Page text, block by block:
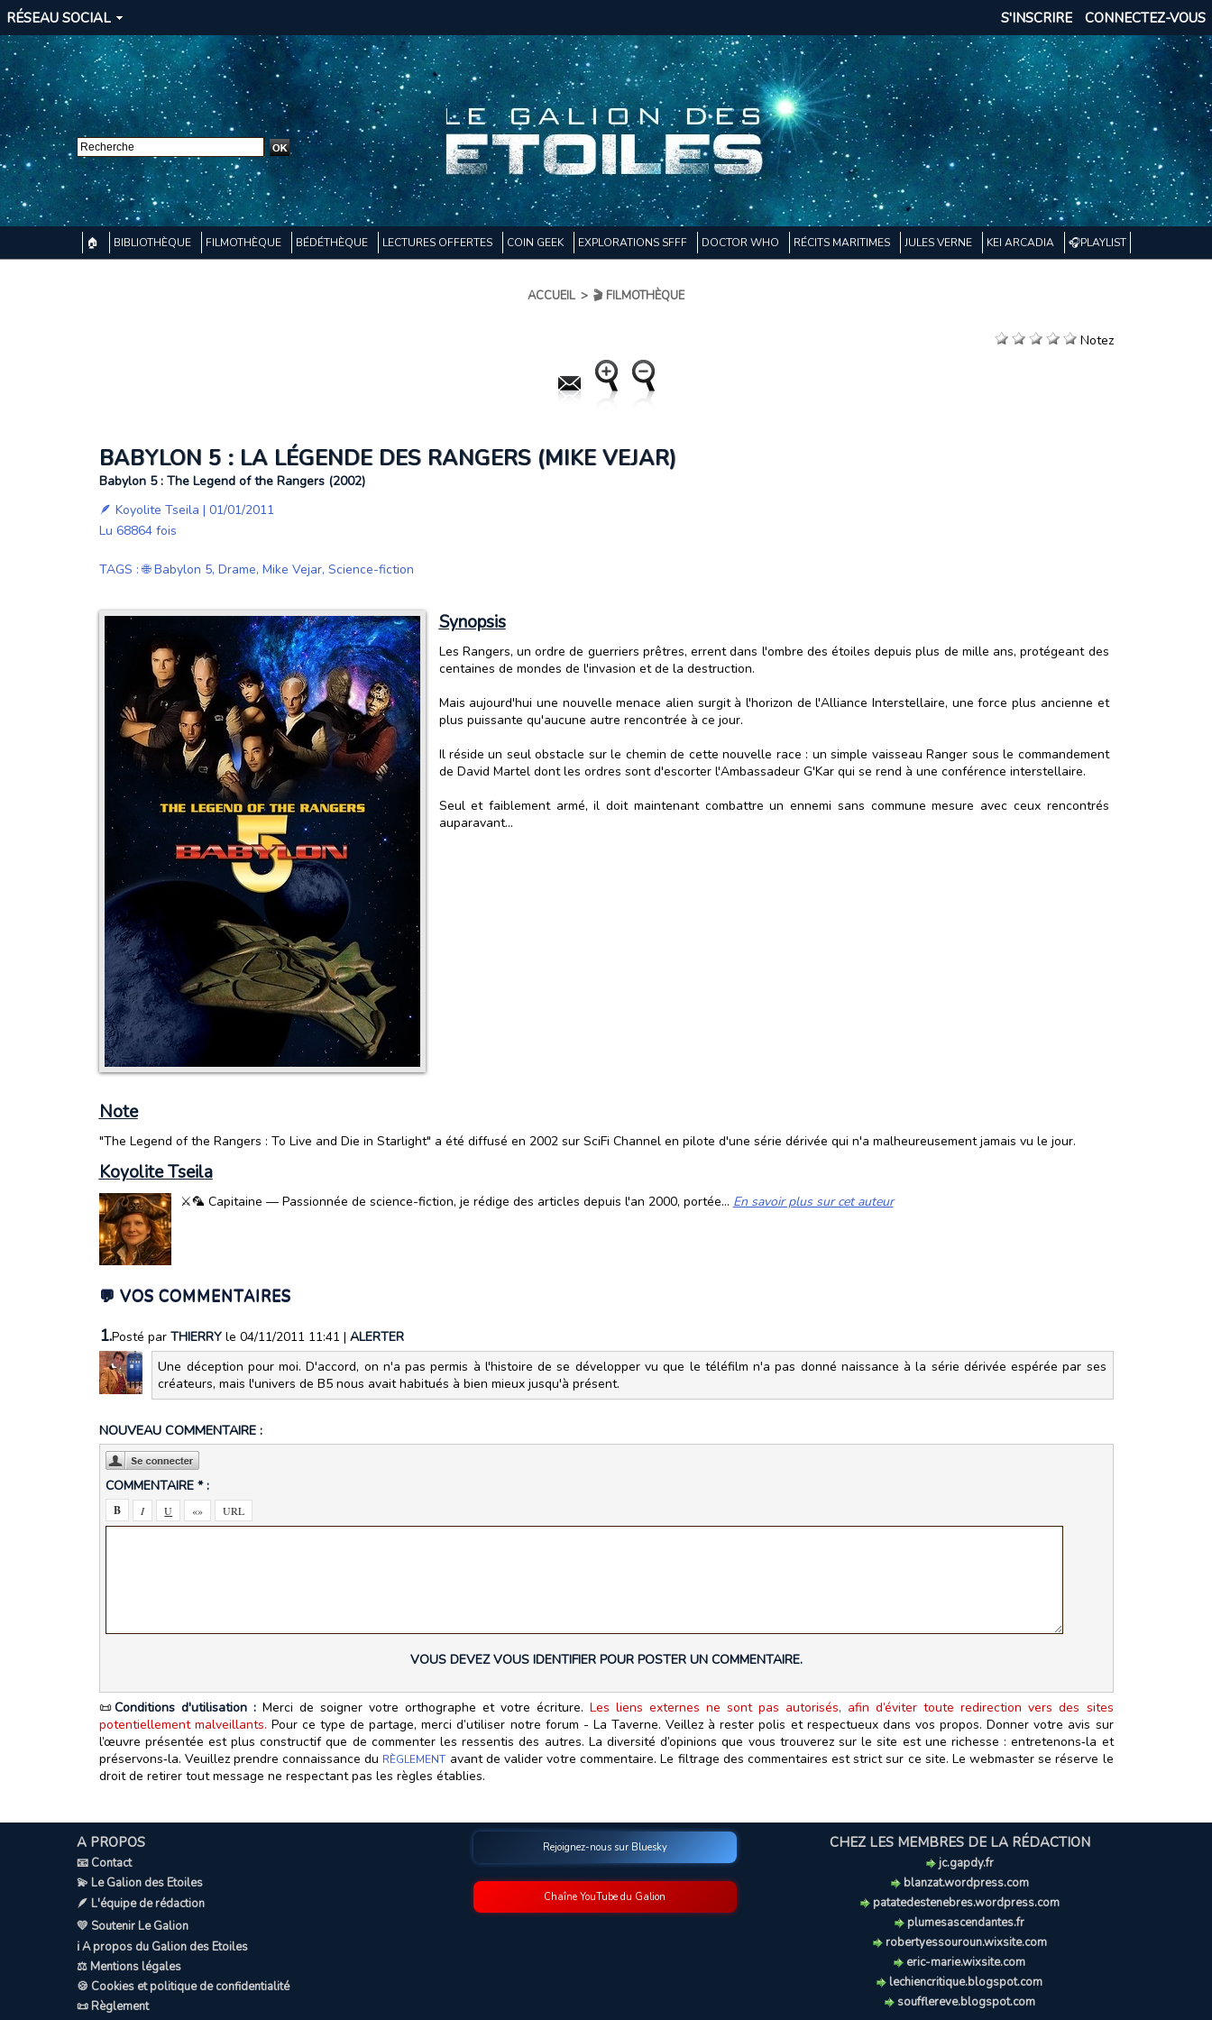
RÉSEAU SOCIAL CONNECTEZ-VOUS
S'INSCRIRE
🏠 BIBLIOTHÈQUE FILMOTHÈQUE BÉDÉTHÈQUE LECTURES OFFERTES COIN GEEK EXPLORATIONS SFFF DOCTOR WHO RÉCITS MARITIMES JULES VERNE KEI ARCADIA 🎧PLAYLIST
ACCUEIL > 🎬 FILMOTHÈQUE
Notez
BABYLON 5 : LA LÉGENDE DES RANGERS (MIKE VEJAR)
Babylon 5 : The Legend of the Rangers (2002)
🪶 Koyolite Tseila | 01/01/2011
Lu 68864 fois
TAGS :🌐 Babylon 5, Drame, Mike Vejar, Science-fiction
Synopsis
Les Rangers, un ordre de guerriers prêtres, errent dans l'ombre des étoiles depuis plus de mille ans, protégeant des
centaines de mondes de l'invasion et de la destruction.
Mais aujourd'hui une nouvelle menace alien surgit à l'horizon de l'Alliance Interstellaire, une force plus ancienne et
plus puissante qu'aucune autre rencontrée à ce jour.
Il réside un seul obstacle sur le chemin de cette nouvelle race : un simple vaisseau Ranger sous le commandement
de David Martel dont les ordres sont d'escorter l'Ambassadeur G'Kar qui se rend à une conférence interstellaire.
Seul et faiblement armé, il doit maintenant combattre un ennemi sans commune mesure avec ceux rencontrés
auparavant...
Note
"The Legend of the Rangers : To Live and Die in Starlight" a été diffusé en 2002 sur SciFi Channel en pilote d'une série dérivée qui n'a malheureusement jamais vu le jour.
Koyolite Tseila
⚔️🦜 Capitaine — Passionnée de science-fiction, je rédige des articles depuis l'an 2000, portée... En savoir plus sur cet auteur
💬 VOS COMMENTAIRES
1.Posté par THIERRY le 04/11/2011 11:41 | ALERTER
Une déception pour moi. D'accord, on n'a pas permis à l'histoire de se développer vu que le téléfilm n'a pas donné naissance à la série dérivée espérée par ses
créateurs, mais l'univers de B5 nous avait habitués à bien mieux jusqu'à présent.
NOUVEAU COMMENTAIRE :
COMMENTAIRE * :
VOUS DEVEZ VOUS IDENTIFIER POUR POSTER UN COMMENTAIRE.
📜Conditions d'utilisation :Merci de soigner votre orthographe et votre écriture.Les liens externes ne sont pas autorisés, afin d’éviter toute redirection vers des sites
potentiellement malveillants. Pour ce type de partage, merci d’utiliser notre forum - La Taverne. Veillez à rester polis et respectueux dans vos propos. Donner votre avis sur
l’œuvre présentée est plus constructif que de commenter les ressentis des autres. La diversité d’opinions que vous trouverez sur le site est une richesse : entretenons‑la et
préservons‑la. Veuillez prendre connaissance du RÈGLEMENT avant de valider votre commentaire. Le filtrage des commentaires est strict sur ce site. Le webmaster se réserve le
droit de retirer tout message ne respectant pas les règles établies.
A PROPOS
📧 Contact
💫 Le Galion des Etoiles
🪶 L'équipe de rédaction
💛 Soutenir Le Galion
ℹ️ A propos du Galion des Etoiles
⚖️ Mentions légales
🍪 Cookies et politique de confidentialité
📜 Règlement
Rejoignez-nous sur Bluesky
Chaîne YouTube du Galion
CHEZ LES MEMBRES DE LA RÉDACTION
jc.gapdy.fr
blanzat.wordpress.com
patatedestenebres.wordpress.com
plumesascendantes.fr
robertyessouroun.wixsite.com
eric-marie.wixsite.com
lechiencritique.blogspot.com
soufflereve.blogspot.com